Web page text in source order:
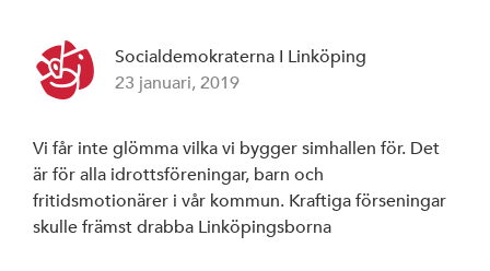
Styrelse
Socialdemokraterna I Linköping
23 januari, 2019
Vi får inte glömma vilka vi bygger simhallen för. Det
är för alla idrottsföreningar, barn och
fritidsmotionärer i vår kommun. Kraftiga förseningar
skulle främst drabba Linköpingsborna